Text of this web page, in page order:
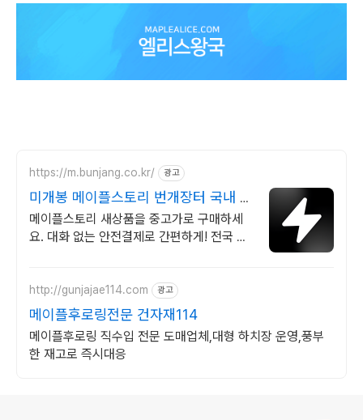
https://m.bunjang.co.kr/ 광고
미개봉 메이플스토리 번개장터 국내 최
대 브랜드 중고거래
메이플스토리 새상품을 중고가로 구매하세
요. 대화 없는 안전결제로 간편하게! 전국 각
http://gunjajae114.com 광고
메이플후로링전문 건자재114
메이플후로링 직수입 전문 도매업체,대형 하치장 운영,풍부
한 재고로 즉시대응